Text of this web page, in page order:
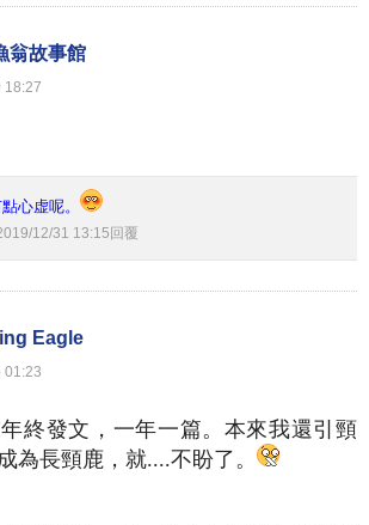
翁故事館
18:27
心虚呢。
/12/31 13:15 回覆
Eagle
01:23
終發文，一年一篇。本來我還引頸
為長頸鹿，就....不盼了。